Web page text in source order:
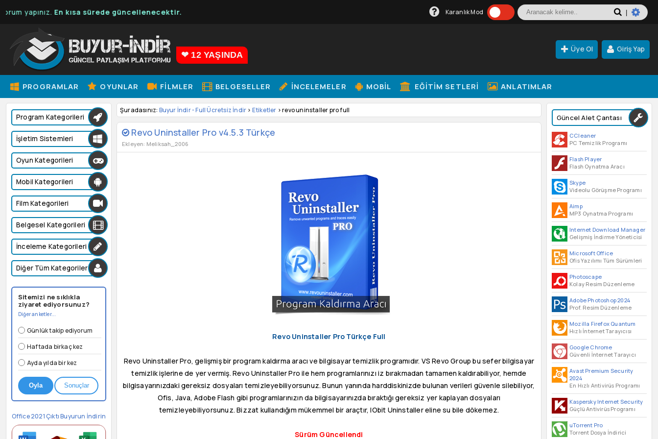
yapınız.En kısa sürede güncellenecektir. Karanlık Mod
❤ 12 YAŞINDA
Üye Ol Giriş Yap
PROGRAMLAR OYUNLAR FILMLER BELGESELLER İNCELEMELER MOBIL EĞITIM SETLERI ANLATIMLAR
Güncel Alet Çantası
CCleaner
PC Temizlik Programı
Flash Player
Flash Oynatma Aracı
Skype
Videolu Görüşme Programı
Aimp
MP3 Oynatma Programı
Internet Download Manager
Gelişmiş İndirme Yöneticisi
Microsoft Office
Ofis Yazılımı Tüm Sürümleri
Photoscape
Kolay Resim Düzenleme
Adobe Photoshop 2024
Prof. Resim Düzenleme
Mozilla Firefox Quantum
Hızlı İnternet Tarayıcısı
Google Chrome
Güvenli İnternet Tarayıcı
Avast Premium Security
2024
En Hızlı Antivirüs Programı
Kaspersky Internet Security
Güçlü Antivirüs Programı
uTorrent Pro
Torrent Dosya İndirici
Program Kategorileri
İşletim Sistemleri
Oyun Kategorileri
Mobil Kategorileri
Film Kategorileri
Belgesel Kategorileri
İnceleme Kategorileri
Diğer Tüm Kategoriler
Sitemizi ne sıklıkla
ziyaret ediyorsunuz?
Diğer anketler...
Günlük takip ediyorum
Haftada birkaç kez
Ayda yılda bir kez
Oyla Sonuçlar
Office 2021 Çıktı Buyurun İndirin
Şuradasınız: Buyur İndir - Full Ücretsiz İndir > Etiketler > revo uninstaller pro full
Revo Uninstaller Pro v4.5.3 Türkçe
Ekleyen: Meliksah_2006
Revo Uninstaller Pro Türkçe Full
Revo Uninstaller Pro, gelişmiş bir program kaldırma aracı ve bilgisayar temizlik programıdır. VS Revo Group bu sefer bilgisayar
temizlik işlerine de yer vermiş. Revo Uninstaller Pro ile hem programlarınızı iz bırakmadan tamamen kaldırabiliyor, hemde
bilgisayarınızdaki gereksiz dosyaları temizleyebiliyorsunuz. Bunun yanında harddiskinizde bulunan verileri güvenle silebiliyor,
Ofis, Java, Adobe Flash gibi programlarınızın da bilgisayarınızda bıraktığı gereksiz yer kaplayan dosyaları
temizleyebiliyorsunuz. Bizzat kullandığım mükemmel bir araçtır, IObit Uninstaller eline su bile dökemez.
Sürüm Güncellendi